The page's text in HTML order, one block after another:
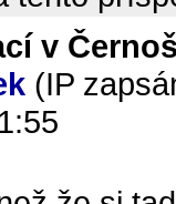
v
(IP